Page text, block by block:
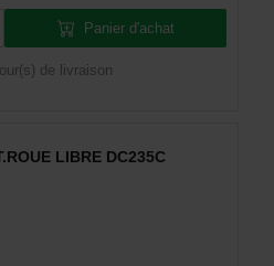
Panier d'achat
de livraison
LIBRE DC235C